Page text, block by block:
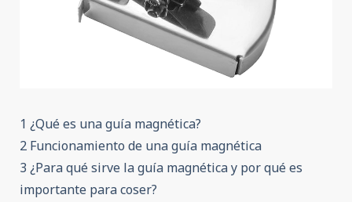
1 ¿Qué es una guía magnética?
2 Funcionamiento de una guía magnética
3 ¿Para qué sirve la guía magnética y por qué es
importante para coser?